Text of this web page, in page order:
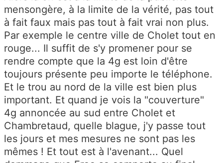
mensongère, à la limite de la vérité, pas tout
à fait faux mais pas tout à fait vrai non plus.
Par exemple le centre ville de Cholet tout en
rouge... Il suffit de s'y promener pour se
rendre compte que la 4g est loin d'être
toujours présente peu importe le téléphone.
Et le trou au nord de la ville est bien plus
important. Et quand je vois la "couverture"
4g annoncée au sud entre Cholet et
Chambretaud, quelle blague, j'y passe tout
les jours et mes mesures ne sont pas les
mêmes ! Et tout est à l'avenant... Quel